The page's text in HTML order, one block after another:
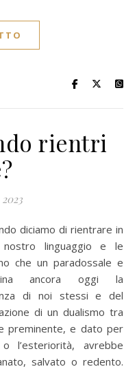
rientri
linguaggio e le
che un paradossale e
ancora oggi la
di noi stessi e del
di un dualismo tra
preminente, e dato per
l’esteriorità, avrebbe
salvato o redento.